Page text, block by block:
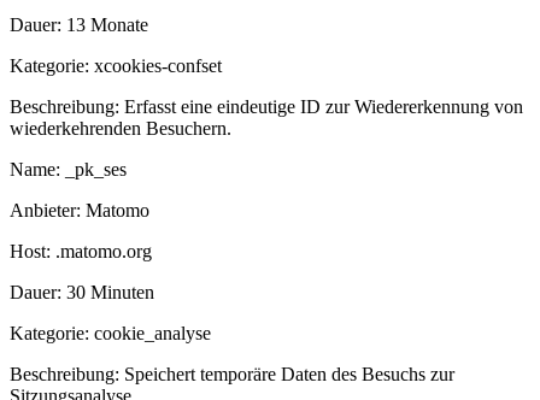
Dauer: 13 Monate
Kategorie: xcookies-confset
Beschreibung: Erfasst eine eindeutige ID zur Wiedererkennung von
wiederkehrenden Besuchern.
Name: _pk_ses
Anbieter: Matomo
Host: .matomo.org
Dauer: 30 Minuten
Kategorie: cookie_analyse
Beschreibung: Speichert temporäre Daten des Besuchs zur
Sitzungsanalyse.